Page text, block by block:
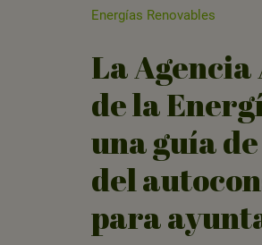
Energías Renovables
La
de la
una guía
del
para